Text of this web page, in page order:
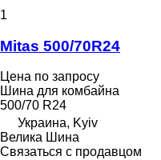
1
Mitas 500/70R24
Цена по запросу
Шина для комбайна
500/70 R24
Украина, Kyiv
Велика Шина
Связаться с продавцом